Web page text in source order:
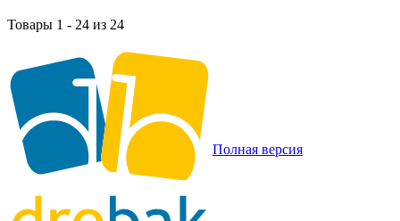
Товары 1 - 24 из 24
Полная версия